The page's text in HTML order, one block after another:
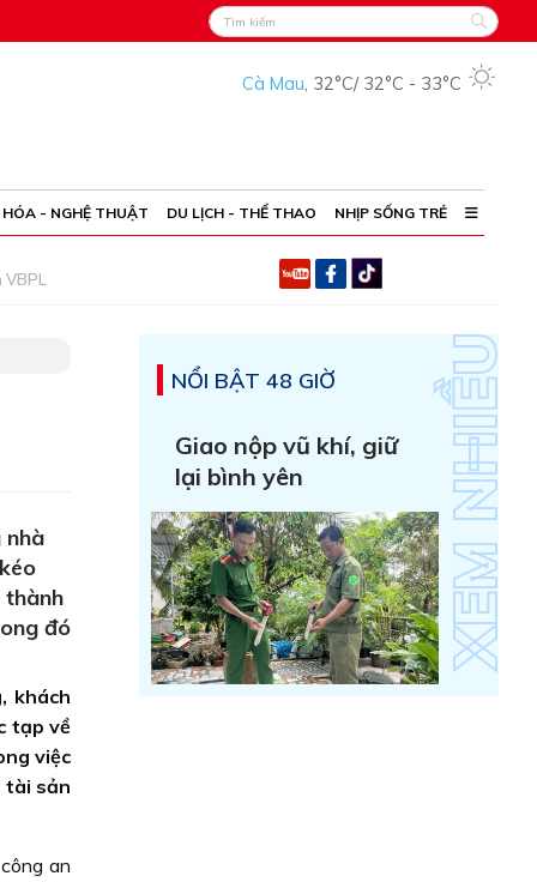
Cà Mau, 32°C/ 32°C - 33°C
- NGHỆ THUẬT DU LỊCH - THỂ THAO NHỊP SỐNG TRẺ
nhà
thành
đó
khách
tạp về
việc
tài sản
an
NỔI BẬT 48 GIỜ
Giao nộp vũ khí, giữ
lại bình yên